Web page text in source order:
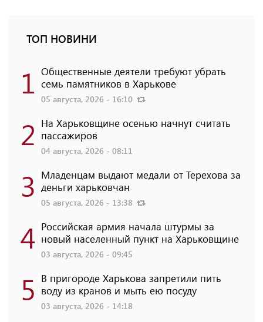
ТОП НОВИНИ
1 Общественные деятели требуют убрать
семь памятников в Харькове
05 августа, 2026 - 16:10
2 На Харьковщине осенью начнут считать
пассажиров
04 августа, 2026 - 08:11
3 Младенцам выдают медали от Терехова за
деньги харьковчан
05 августа, 2026 - 13:38
4 Российская армия начала штурмы за
новый населенный пункт на Харьковщине
03 августа, 2026 - 09:45
5 В пригороде Харькова запретили пить
воду из кранов и мыть ею посуду
03 августа, 2026 - 14:18